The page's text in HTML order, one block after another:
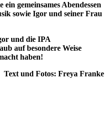
gemeinsames Abendessen
sowie Igor und seiner Frau
und die IPA
auf besondere Weise
haben!
Text und Fotos: Freya Franke